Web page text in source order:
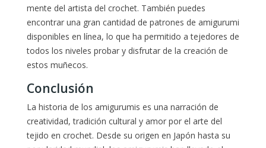
mente del artista del crochet. También puedes
encontrar una gran cantidad de patrones de amigurumi
disponibles en línea, lo que ha permitido a tejedores de
todos los niveles probar y disfrutar de la creación de
estos muñecos.
Conclusión
La historia de los amigurumis es una narración de
creatividad, tradición cultural y amor por el arte del
tejido en crochet. Desde su origen en Japón hasta su